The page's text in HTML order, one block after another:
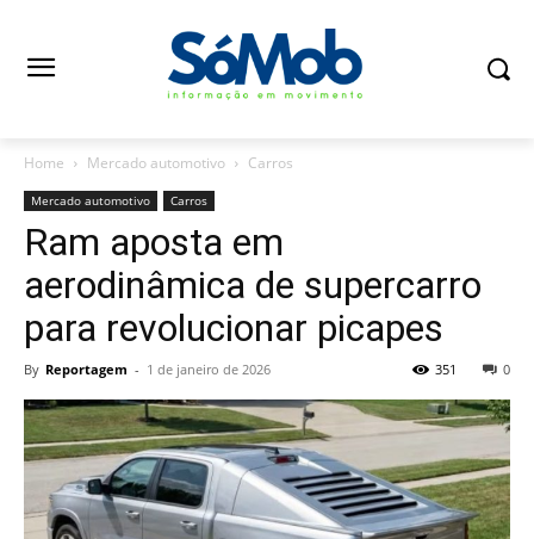
Home Mercado automotivo Carros
Mercado automotivo Carros
Ram aposta em
aerodinâmica de supercarro
para revolucionar picapes
By Reportagem - 1 de janeiro de 2026 0
351